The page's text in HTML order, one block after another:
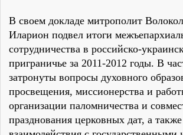
В своем докладе митрополит
Иларион подвел итоги
сотрудничества в российско-
приграничье за 2011-2012 годы. В
затронуты вопросы духовного
просвещения, миссионерства и
организации паломничества и
празднования церковных дат, а также